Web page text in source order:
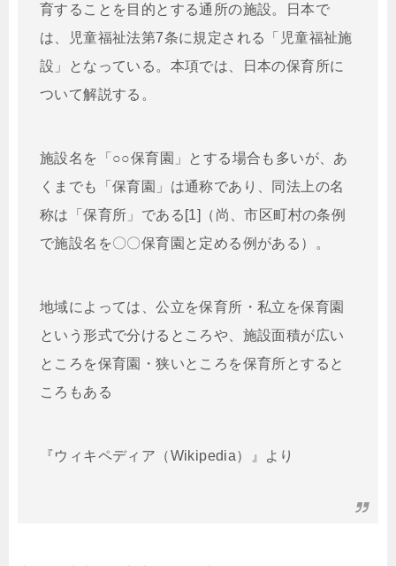
育することを目的とする通所の施設。日本で
は、児童福祉法第7条に規定される「児童福祉施
設」となっている。本項では、日本の保育所に
ついて解説する。
施設名を「○○保育園」とする場合も多いが、あ
くまでも「保育園」は通称であり、同法上の名
称は「保育所」である[1]（尚、市区町村の条例
で施設名を〇〇保育園と定める例がある）。
地域によっては、公立を保育所・私立を保育園
という形式で分けるところや、施設面積が広い
ところを保育園・狭いところを保育所とすると
ころもある
『ウィキペディア（Wikipedia）』より